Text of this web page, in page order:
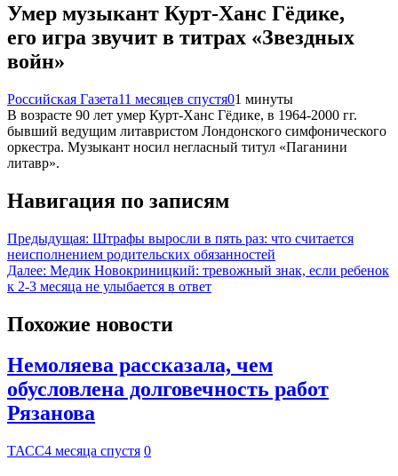
Умер музыкант Курт-Ханс Гёдике,
его игра звучит в титрах «Звездных
войн»
Российская Газета11 месяцев спустя01 минуты
В возрасте 90 лет умер Курт-Ханс Гёдике, в 1964-2000 гг.
бывший ведущим литавристом Лондонского симфонического
оркестра. Музыкант носил негласный титул «Паганини
литавр».
Навигация по записям
Предыдущая: Штрафы выросли в пять раз: что считается
неисполнением родительских обязанностей
Далее: Медик Новокриницкий: тревожный знак, если ребенок
к 2-3 месяца не улыбается в ответ
Похожие новости
Немоляева рассказала, чем
обусловлена долговечность работ
Рязанова
ТАСС4 месяца спустя 0